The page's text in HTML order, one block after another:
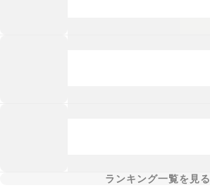
ランキング一覧を見る